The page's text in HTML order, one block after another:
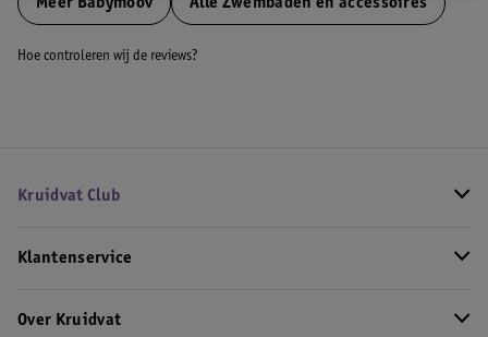
Hoe controleren wij de reviews?
Kruidvat Club
Klantenservice
Over Kruidvat